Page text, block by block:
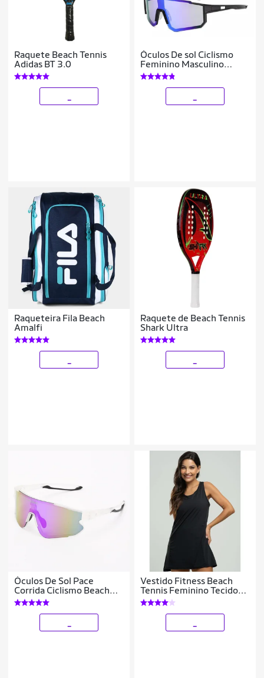
Raquete Beach Tennis
Adidas BT 3.0
Óculos De sol Ciclismo
Feminino Masculino
Beach Tennis Uv400
Raqueteira Fila Beach
Amalfi
Raquete de Beach Tennis
Shark Ultra
Óculos De Sol Pace
Corrida Ciclismo Beach
Tennis Cristal Uv
Vestido Fitness Beach
Tennis Feminino Tecido
Proteção Uv 50+